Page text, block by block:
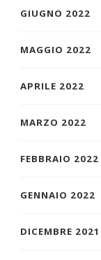
GIUGNO 2022
MAGGIO 2022
APRILE 2022
MARZO 2022
FEBBRAIO 2022
GENNAIO 2022
DICEMBRE 2021